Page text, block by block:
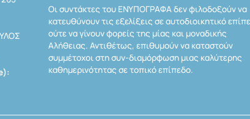
Οι συντάκτες του ΕΝΥΠΟΓΡΑΦΑ δεν φιλοδοξούν να
κατευθύνουν τις εξελίξεις σε αυτοδιοικητικό
ούτε να γίνουν φορείς της μίας και μοναδικής
Αλήθειας. Αντιθέτως, επιθυμούν να καταστούν
συμμέτοχοι στη συν-διαμόρφωση μιας καλύτερης
καθημερινότητας σε τοπικό επίπεδο.